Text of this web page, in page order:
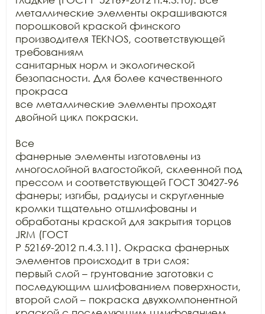
металлические элементы окрашиваются
порошковой краской финского
производителя TEKNOS, соответствующей
требованиям
санитарных норм и экологической
безопасности. Для более качественного
прокраса
все металлические элементы проходят
двойной цикл покраски.
Все
фанерные элементы изготовлены из
многослойной влагостойкой, склеенной под
прессом и соответствующей ГОСТ 30427-96
фанеры; изгибы, радиусы и скругленные
кромки тщательно отшлифованы и
обработаны краской для закрытия торцов
JRM (ГОСТ
Р 52169-2012 п.4.3.11). Окраска фанерных
элементов происходит в три слоя:
первый слой – грунтование заготовки с
последующим шлифованием поверхности,
второй слой – покраска двухкомпонентной